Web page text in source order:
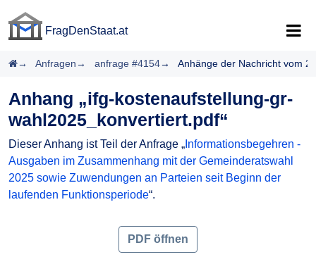
FragDenStaat.at
Startseite
Anfragen anfrage #4154 Anhänge der Nachricht vom
Anhang „ifg-kostenaufstellung-gr-
wahl2025_konvertiert.pdf“
Dieser Anhang ist Teil der Anfrage „ Informationsbegehren -
Ausgaben im Zusammenhang mit der Gemeinderatswahl
2025 sowie Zuwendungen an Parteien seit Beginn der
laufenden Funktionsperiode“.
PDF öffnen